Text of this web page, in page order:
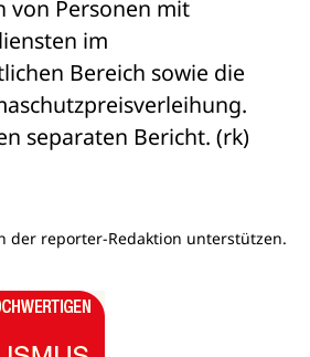
von Personen mit
im
Bereich sowie die
separaten Bericht. (rk)
der reporter-Redaktion unterstützen.